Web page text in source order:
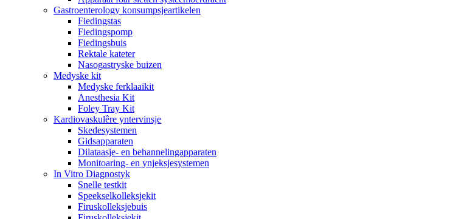
Gastroenterology konsumpsjeartikelen
Fiedingstas
Fiedingspomp
Fiedingsbuis
Rektale kateter
Nasogastryske buizen
Medyske kit
Medyske ferklaaikit
Anesthesia Kit
Foley Tray Kit
Kardiovaskulêre yntervinsje
Skedesystemen
Gidsapparaten
Dilataasje- en behannelingapparaten
Monitoaring- en ynjeksjesystemen
In Vitro Diagnostyk
Snelle testkit
Speekselkolleksjekit
Firuskolleksjebuis